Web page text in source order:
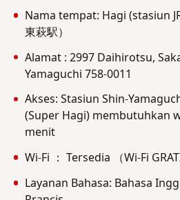
Nama tempat: Hagi (stasiun
東萩駅）
Alamat : 2997 Daihirotsu,
Yamaguchi 758-0011
Akses: Stasiun Shin-
(Super Hagi) membutuhkan
menit
Wi-Fi ： Tersedia （Wi-Fi
Layanan Bahasa: Bahasa